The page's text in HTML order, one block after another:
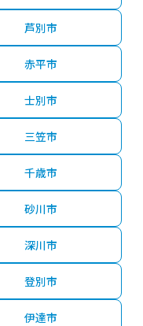
芦別市
赤平市
士別市
三笠市
千歳市
砂川市
深川市
登別市
伊達市